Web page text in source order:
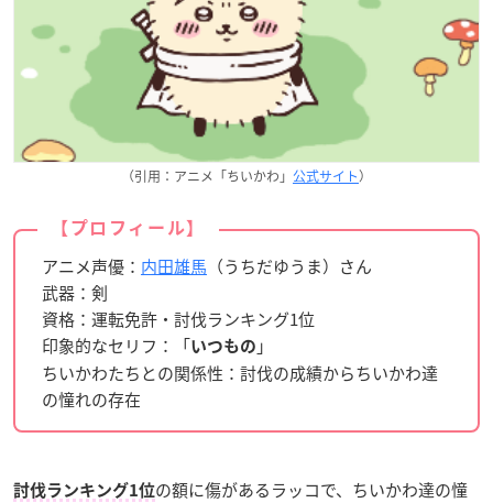
（引用：アニメ「ちいかわ」 公式サイト）
【プロフィール】
アニメ声優： 内田雄馬 （うちだゆうま）さん
武器：剣
資格：運転免許・討伐ランキング1位
印象的なセリフ：「いつもの 」
ちいかわたちとの関係性：討伐の成績からちいかわ達
の憧れの存在
討伐ランキング1位の額に傷があるラッコで、 ちいかわ達の憧